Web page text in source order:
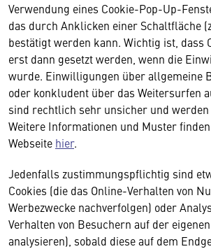
Verwendung eines Cookie-Pop-Up-
das durch Anklicken einer Schaltfläche
bestätigt werden kann. Wichtig ist, dass
erst dann gesetzt werden, wenn die
wurde. Einwilligungen über allgemeine
oder konkludent über das Weitersurfen
sind rechtlich sehr unsicher und
Weitere Informationen und Muster
Webseite hier.
Jedenfalls zustimmungspflichtig sind
Cookies (die das Online-Verhalten von
Werbezwecke nachverfolgen) oder
Verhalten von Besuchern auf der
analysieren), sobald diese auf dem